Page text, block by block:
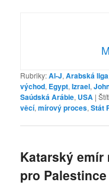
Rubriky:Al-J,Arabská liga
východ, Egypt,Izrael,
Saúdská Arábie, USA |
věcí,mírový proces,Stát
Katarský emír
pro